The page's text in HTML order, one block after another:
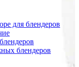
для блендеров
блендеров